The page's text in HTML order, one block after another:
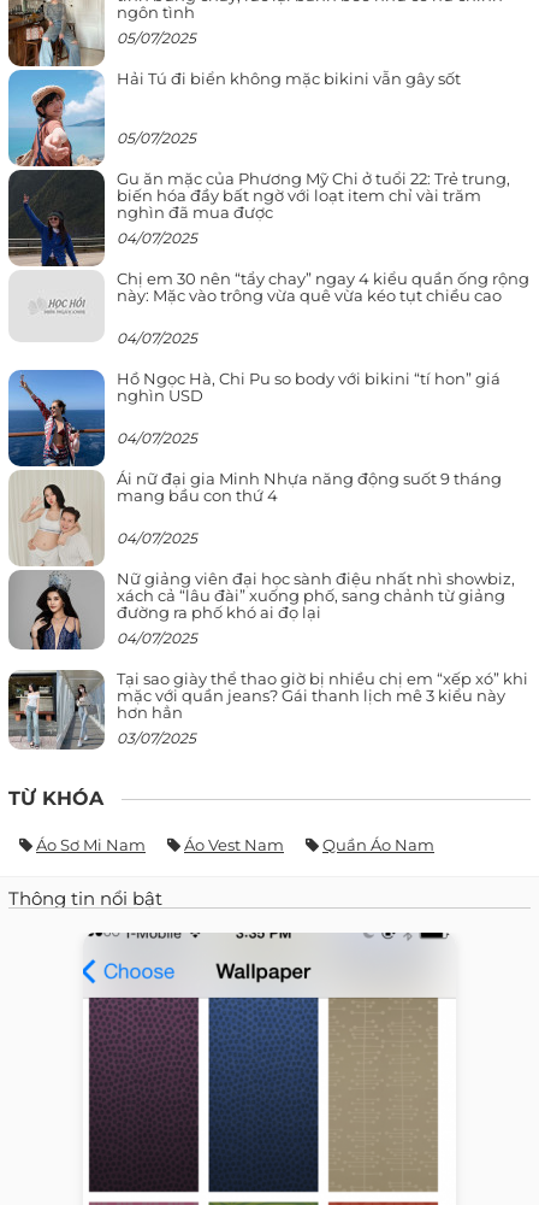
ngôn tình
05/07/2025
Hải Tú đi biển không mặc bikini vẫn gây sốt
05/07/2025
Gu ăn mặc của Phương Mỹ Chi ở tuổi 22: Trẻ trung,
biến hóa đầy bất ngờ với loạt item chỉ vài trăm
nghìn đã mua được
04/07/2025
Chị em 30 nên “tẩy chay” ngay 4 kiểu quần ống rộng
này: Mặc vào trông vừa quê vừa kéo tụt chiều cao
04/07/2025
Hồ Ngọc Hà, Chi Pu so body với bikini “tí hon” giá
nghìn USD
04/07/2025
Ái nữ đại gia Minh Nhựa năng động suốt 9 tháng
mang bầu con thứ 4
04/07/2025
Nữ giảng viên đại học sành điệu nhất nhì showbiz,
xách cả “lâu đài” xuống phố, sang chảnh từ giảng
đường ra phố khó ai đọ lại
04/07/2025
Tại sao giày thể thao giờ bị nhiều chị em “xếp xó” khi
mặc với quần jeans? Gái thanh lịch mê 3 kiểu này
hơn hẳn
03/07/2025
TỪ KHÓA
Áo Sơ Mi Nam Áo Vest Nam Quần Áo Nam
Thông tin nổi bật